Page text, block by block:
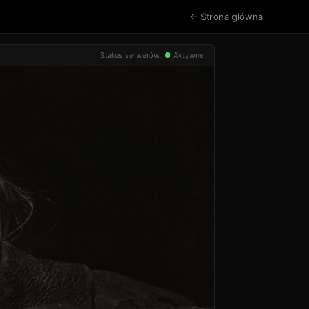
← Strona główna
Status serwerów: ● Aktywne